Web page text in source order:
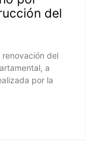
del
del
a
por la